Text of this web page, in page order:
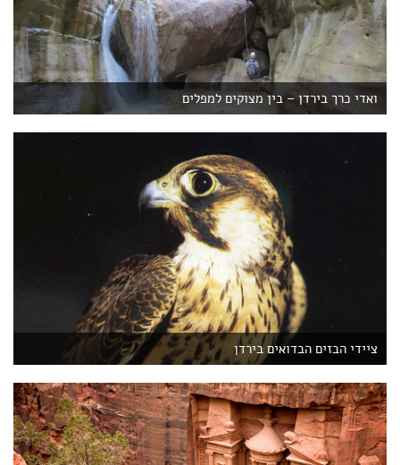
ואדי כרך בירדן – בין מצוקים למפלים
ציידי הבזים הבדואים בירדן